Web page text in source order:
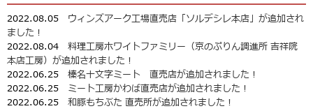
2022.08.05 ウィンズアーク工場直売店「ソルデシレ本店」が追加され
ました！
2022.08.04 料理工房ホワイトファミリー（京のぷりん調進所 吉祥院
本店工房）が追加されました！
2022.06.25 榛名十文字ミート 直売店が追加されました！
2022.06.25 ミート工房かわば直売店が追加されました！
2022.06.25 和豚もちぶた 直売所が追加されました！